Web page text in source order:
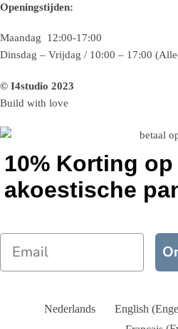
Openingstijden:
Maandag 12:00-17:00
Dinsdag – Vrijdag / 10:00 – 17:00
© I4studio 2023
Build with love
10% Korting op
akoestische
Nederlands English (